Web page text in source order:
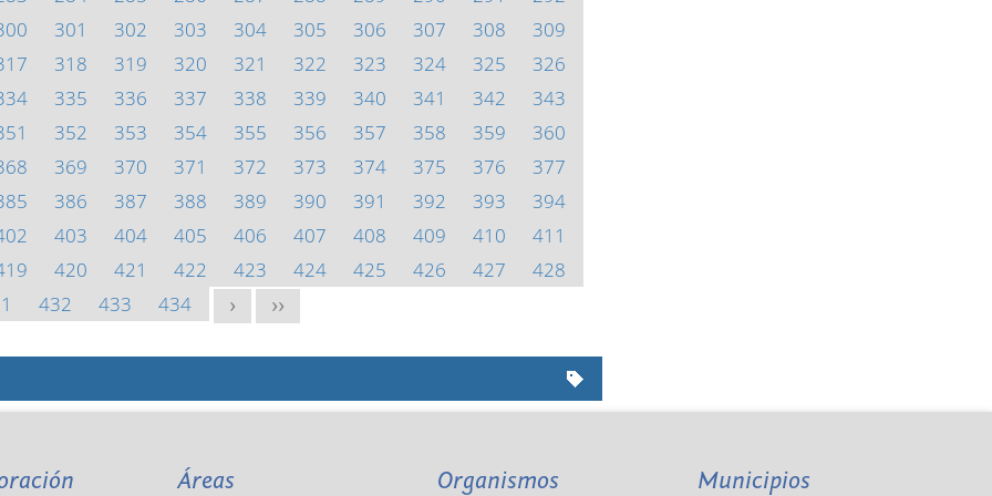
301 302 303 304 305 306 307 308
309
318 319 320 321 322 323 324 325
326
335 336 337 338 339 340 341 342
343
352 353 354 355 356 357 358 359
360
369 370 371 372 373 374 375 376
377
386 387 388 389 390 391 392 393
394
403 404 405 406 407 408 409 410
411
420 421 422 423 424 425 426 427
428
432 433 434 > >>
Áreas Organismos Municipios